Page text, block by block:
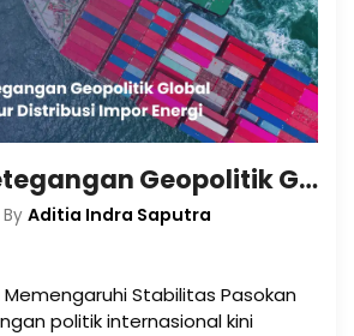
Dampak Ketegangan Geopolitik Global terhadap Jalur Distribusi Impor Energi
By Aditia Indra Saputra
Memengaruhi Stabilitas Pasokan
politik internasional kini